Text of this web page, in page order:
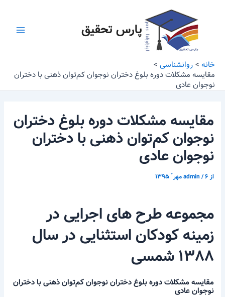
پارس تحقیق
خانه
روانشناسی
مقایسه مشکلات دوره بلوغ دختران نوجوان کم‌توان ذهنی با دختران
نوجوان عادی
مقایسه مشکلات دوره بلوغ دختران
نوجوان کم‌توان ذهنی با دختران
نوجوان عادی
از admin/۶ مهر ّ ۱۳۹۵
مجموعه طرح های اجرایی در
زمینه کودکان استثنایی در سال
۱۳۸۸ شمسی
مقایسه مشکلات دوره بلوغ دختران نوجوان کم‌توان ذهنی با دختران
نوجوان عادی